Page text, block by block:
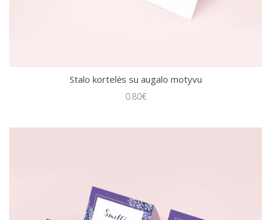
Stalo kortelės su augalo motyvu
0.80€